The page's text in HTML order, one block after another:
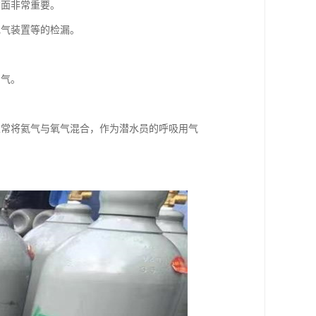
非常重要。
装置等的检漏。
。
将氦气与氧气混合，作为潜水员的呼吸用气